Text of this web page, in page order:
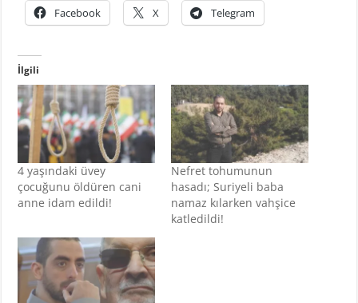
Facebook X Telegram
İlgili
4 yaşındaki üvey
çocuğunu öldüren cani
anne idam edildi!
Nefret tohumunun
hasadı; Suriyeli baba
namaz kılarken vahşice
katledildi!